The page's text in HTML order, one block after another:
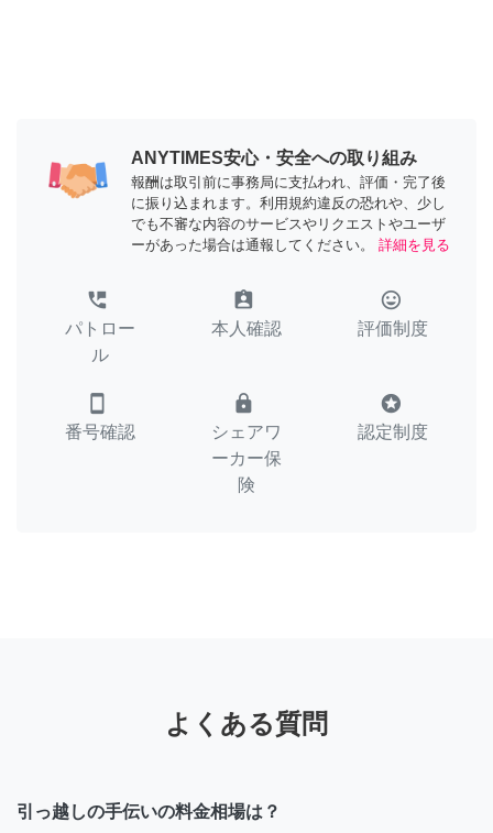
ANYTIMES安心・安全への取り組み
報酬は取引前に事務局に支払われ、評価・完了後
に振り込まれます。利用規約違反の恐れや、少し
でも不審な内容のサービスやリクエストやユーザ
ーがあった場合は通報してください。
詳細を見る
perm_phone_msg
パトロー
ル
assignment_ind
本人確認
tag_faces
評価制度
smartphone
番号確認
lock
シェアワ
ーカー保
険
stars
認定制度
よくある質問
引っ越しの手伝いの料金相場は？